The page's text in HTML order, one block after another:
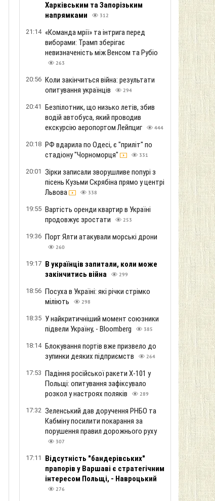
Харківським та Запорізьким
напрямками
312
21:14 «Команда мрії» та інтрига перед
виборами: Трамп зберігає
невизначеність між Венсом та Рубіо
263
20:56 Коли закінчиться війна: результати
опитування українців
294
20:41 Безпілотник, що низько летів, збив
водій автобуса, який проводив
екскурсію аеропортом Лейпциг
444
20:18 РФ вдарила по Одесі, є "приліт" по
стадіону "Чорноморця"
331
20:01 Зірки записали зворушливе попурі з
пісень Кузьми Скрябіна прямо у центрі
Львова
338
19:55 Вартість оренди квартир в Україні
продовжує зростати
253
19:36 Порт Ялти атакували морські дрони
260
19:17 В українців запитали, коли може
закінчитись війна
299
18:56 Посуха в Україні: які річки стрімко
міліють
298
18:35 У найкритичніший момент союзники
підвели Україну, - Bloomberg
385
18:14 Блокування портів вже призвело до
зупинки деяких підприємств
264
17:53 Падіння російської ракети Х-101 у
Польщі: опитування зафіксувало
розкол у настроях поляків
289
17:32 Зеленський дав доручення РНБО та
Кабміну посилити покарання за
порушення правил дорожнього руху
307
17:11
Відсутність "бандерівських"
прапорів у Варшаві є стратегічним
інтересом Польщі, - Навроцький
276